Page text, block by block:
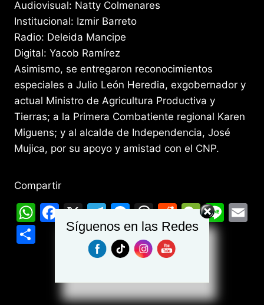
Audiovisual: Natty Colmenares
Institucional: Izmir Barreto
Radio: Deleida Mancipe
Digital: Yacob Ramírez
Asimismo, se entregaron reconocimientos
especiales a Julio León Heredia, exgobernador y
actual Ministro de Agricultura Productiva y
Tierras; a la Primera Combatiente regional Karen
Miguens; y al alcalde de Independencia, José
Mujica, por su apoyo y amistad con el CNP.
Compartir
W F
a
b
X T
el
e
a
M
e
s
e
T
hr
e
d
R
e
t
W
e
at
Li
Síguenos en las Redes